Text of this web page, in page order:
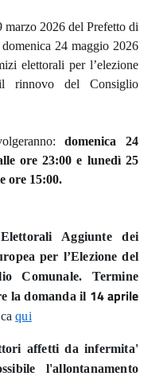
2026 del Prefetto di
24 maggio 2026
elettorali per l’elezione
rinnovo del Consiglio
domenica 24
ore 23:00 e lunedì 25
ore 15:00.
Aggiunte dei
per l’Elezione del
Comunale. Termine
la domanda il 14 aprile
qui
affetti da infermita'
l'allontanamento